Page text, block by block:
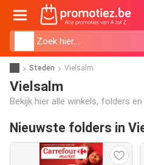
Steden Vielsalm
Vielsalm
Bekijk hier alle winkels, folders
Nieuwste folders in